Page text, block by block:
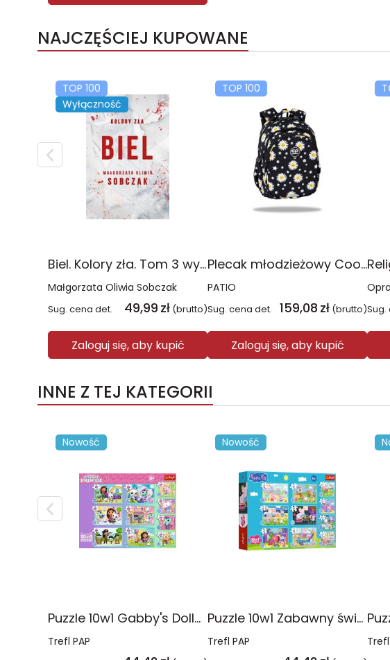
NAJCZĘŚCIEJ KUPOWANE
TOP 100
Wyłączność
Biel. Kolory zła. Tom 3 wyd. 2025
Małgorzata Oliwia Sobczak
Sug. cena det. 49,99 zł (brutto)
Zaloguj się, aby kupić
TOP 100
Plecak młodzieżowy Coolpack Jerry Daisy Black
PATIO
Sug. cena det. 159,08 zł (brutto)
Zaloguj się, aby kupić
Sug.
INNE Z TEJ KATEGORII
Nowość
Puzzle 10w1 Gabby's Dollhouse Gabby i jej świat 96014
Trefl PAP
Nowość
Puzzle 10w1 Zabawny świat Peppy 96013
Trefl PAP Trefl